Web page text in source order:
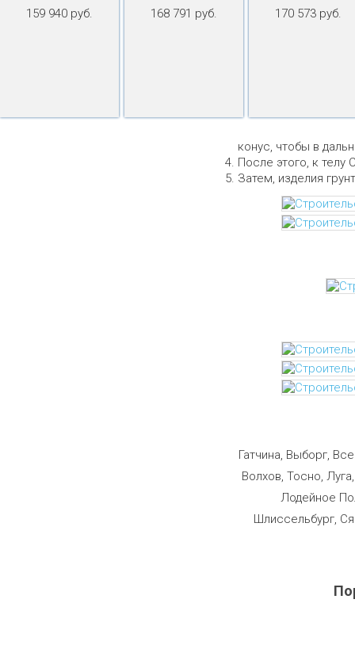
159 940 руб.
168 791 руб.
170 573 руб.
конус, чтобы в
После этого, к телу
Затем, изделия
Гатчина, Выборг,
Волхов, Тосно,
Лодейное
Шлиссельбург,